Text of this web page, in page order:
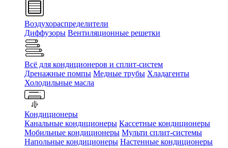
Воздухораспределители
Диффузоры Вентиляционные решетки
Всё для кондиционеров и сплит-систем
Дренажные помпы Медные трубы Хладагенты
Холодильные масла
Кондиционеры
Канальные кондиционеры Кассетные кондиционеры
Мобильные кондиционеры Мульти сплит-системы
Напольные кондиционеры Настенные кондиционеры